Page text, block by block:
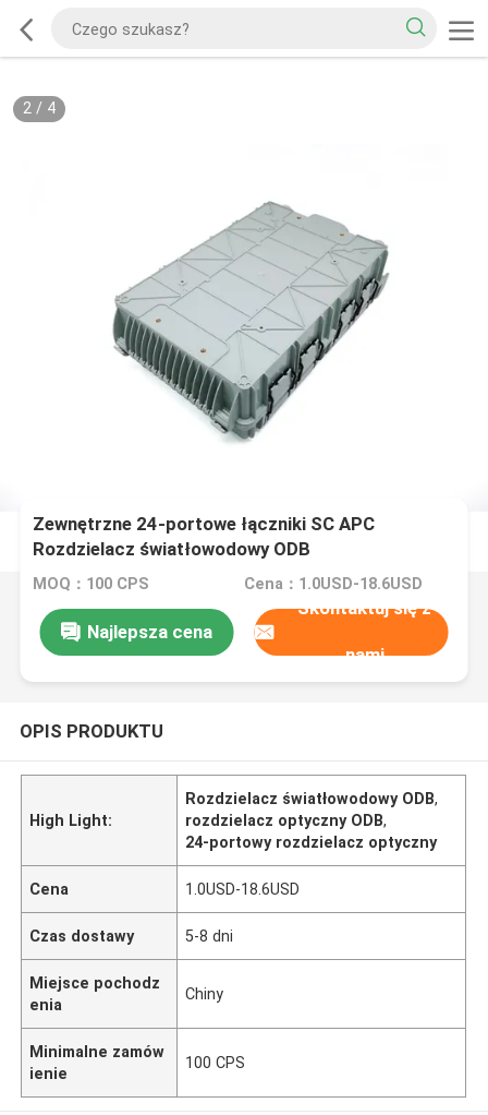
2/ 4
Zewnętrzne 24-portowe łączniki SC APC
Rozdzielacz światłowodowy ODB
MOQ：100 CPS Cena：1.0USD-18.6USD
Najlepsza cena
Skontaktuj się z
nami
OPIS PRODUKTU
High Light:
Rozdzielacz światłowodowy ODB,
rozdzielacz optyczny ODB,
24-portowy rozdzielacz optyczny
Cena 1.0USD-18.6USD
Czas dostawy 5-8 dni
Miejsce pochodz
enia
Chiny
Minimalne zamów
ienie
100 CPS